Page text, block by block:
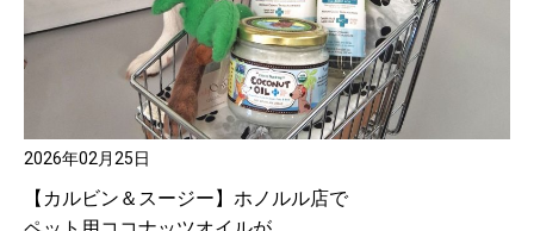
2026年02月25日
【カルビン＆スージー】ホノルル店で